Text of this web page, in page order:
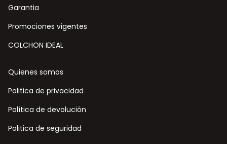
Garantia
Promociones vigentes
COLCHON IDEAL
Quienes somos
Politica de privacidad
Política de devolución
Politica de seguridad